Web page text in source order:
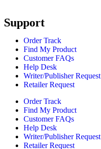
Support
Order Track
Find My Product
Customer FAQs
Help Desk
Writer/Publisher Request
Retailer Request
Order Track
Find My Product
Customer FAQs
Help Desk
Writer/Publisher Request
Retailer Request